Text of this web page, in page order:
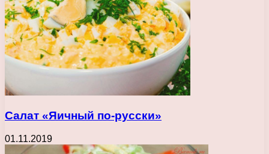
Салат «Яичный по-русски»
01.11.2019